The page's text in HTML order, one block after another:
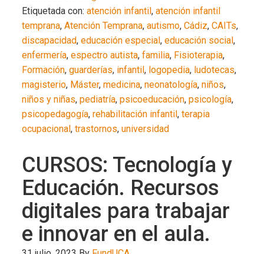
Etiquetada con:atención infantil,atención infantil
temprana,Atención Temprana,autismo,Cádiz,CAITs,
discapacidad,educación especial,educación social,
enfermería,espectro autista,familia, Fisioterapia,
Formación,guarderías, infantil, logopedia, ludotecas,
magisterio, Máster,medicina,neonatología,niños,
niños y niñas,pediatría,psicoeducación,psicología,
psicopedagogía,rehabilitación infantil,terapia
ocupacional,trastornos,universidad
CURSOS: Tecnología y
Educación. Recursos
digitales para trabajar
e innovar en el aula.